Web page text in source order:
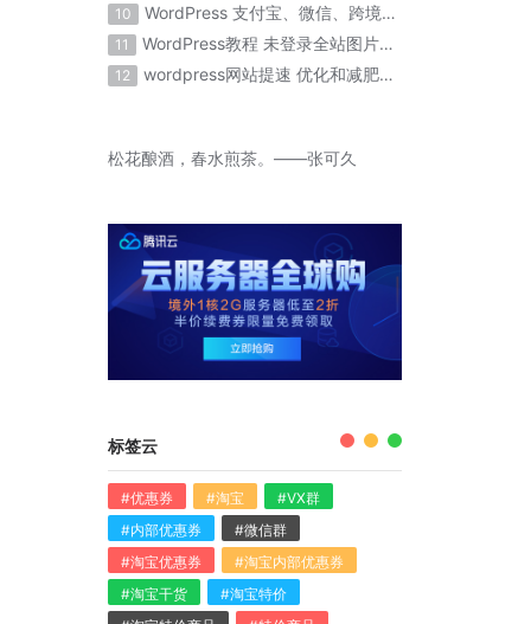
10 WordPress 支付宝、微信、跨境支付等支付插件
11 WordPress教程 未登录全站图片模糊
12 wordpress网站提速 优化和减肥wordpress数据库
松花酿酒，春水煎茶。——张可久
标签云
#优惠券 #淘宝
#VX群
#内部优惠券
#微信群
#淘宝优惠券
#淘宝内部优惠券
#淘宝干货
#淘宝特价